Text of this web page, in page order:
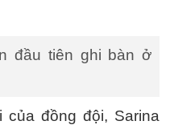
đầu tiên ghi bàn ở
đồng đội, Sarina